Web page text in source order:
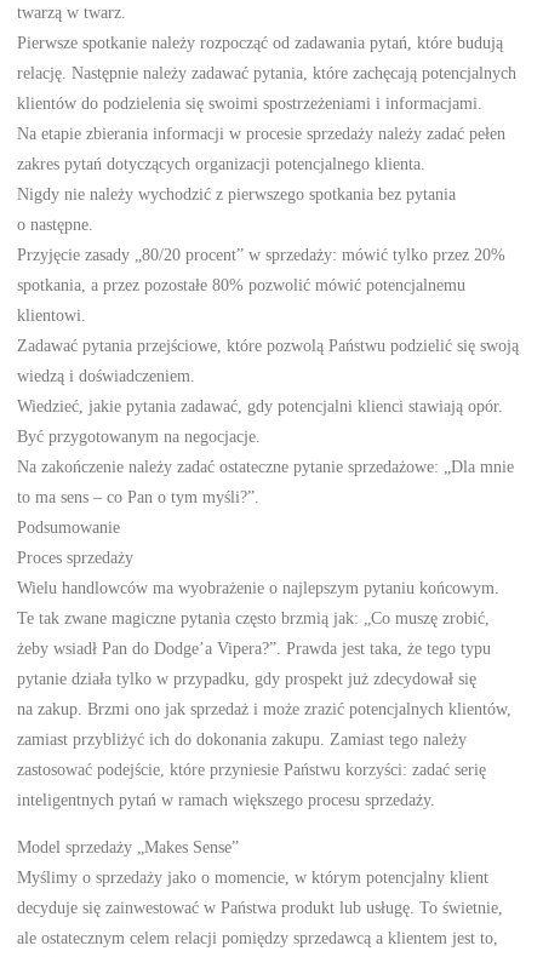
twarzą w twarz.
Pierwsze spotkanie należy rozpocząć od zadawania pytań, które budują
relację. Następnie należy zadawać pytania, które zachęcają potencjalnych
klientów do podzielenia się swoimi spostrzeżeniami i informacjami.
Na etapie zbierania informacji w procesie sprzedaży należy zadać pełen
zakres pytań dotyczących organizacji potencjalnego klienta.
Nigdy nie należy wychodzić z pierwszego spotkania bez pytania
o następne.
Przyjęcie zasady „80/20 procent” w sprzedaży: mówić tylko przez 20%
spotkania, a przez pozostałe 80% pozwolić mówić potencjalnemu
klientowi.
Zadawać pytania przejściowe, które pozwolą Państwu podzielić się swoją
wiedzą i doświadczeniem.
Wiedzieć, jakie pytania zadawać, gdy potencjalni klienci stawiają opór.
Być przygotowanym na negocjacje.
Na zakończenie należy zadać ostateczne pytanie sprzedażowe: „Dla mnie
to ma sens – co Pan o tym myśli?”.
Podsumowanie
Proces sprzedaży
Wielu handlowców ma wyobrażenie o najlepszym pytaniu końcowym.
Te tak zwane magiczne pytania często brzmią jak: „Co muszę zrobić,
żeby wsiadł Pan do Dodge’a Vipera?”. Prawda jest taka, że tego typu
pytanie działa tylko w przypadku, gdy prospekt już zdecydował się
na zakup. Brzmi ono jak sprzedaż i może zrazić potencjalnych klientów,
zamiast przybliżyć ich do dokonania zakupu. Zamiast tego należy
zastosować podejście, które przyniesie Państwu korzyści: zadać serię
inteligentnych pytań w ramach większego procesu sprzedaży.
Model sprzedaży „Makes Sense”
Myślimy o sprzedaży jako o momencie, w którym potencjalny klient
decyduje się zainwestować w Państwa produkt lub usługę. To świetnie,
ale ostatecznym celem relacji pomiędzy sprzedawcą a klientem jest to,